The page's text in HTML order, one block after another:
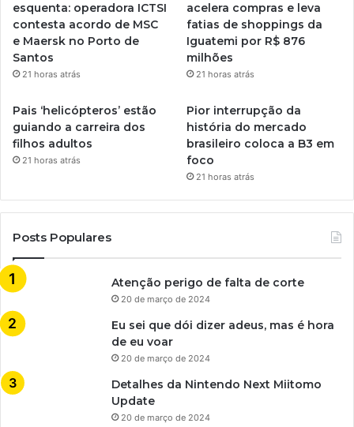
esquenta: operadora ICTSI
contesta acordo de MSC
e Maersk no Porto de
Santos
21 horas atrás
acelera compras e leva
fatias de shoppings da
Iguatemi por R$ 876
milhões
21 horas atrás
Pais ‘helicópteros’ estão
guiando a carreira dos
filhos adultos
21 horas atrás
Pior interrupção da
história do mercado
brasileiro coloca a B3 em
foco
21 horas atrás
Posts Populares
Atenção perigo de falta de corte
20 de março de 2024
Eu sei que dói dizer adeus, mas é hora
de eu voar
20 de março de 2024
Detalhes da Nintendo Next Miitomo
Update
20 de março de 2024